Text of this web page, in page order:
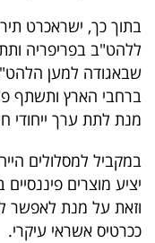
40
UNDER
40
פעולה
בתוך כך, ישראכרט
ללהט"ב בפריפריה
שבאגודה למען
ברחבי הארץ ותשתף
מנת לתת ערך ייחודי
במקביל למסלולים
יציע מוצרים
וזאת על מנת לאפשר
ככרטיס אשראי עיקרי.